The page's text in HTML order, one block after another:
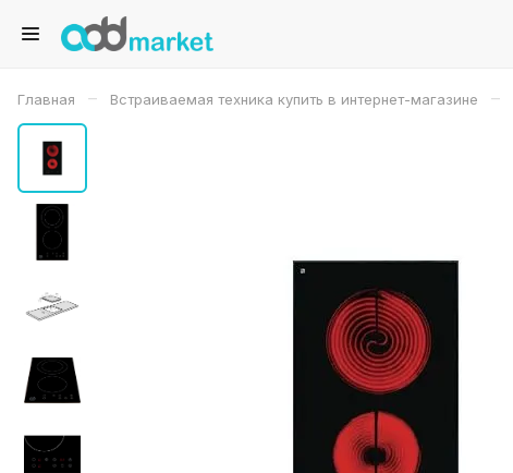
Главная – Встраиваемая техника купить в интернет-магазине –